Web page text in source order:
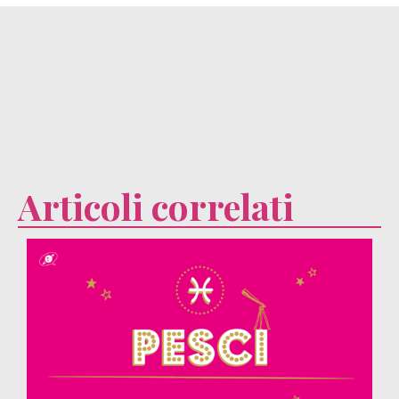
Articoli correlati